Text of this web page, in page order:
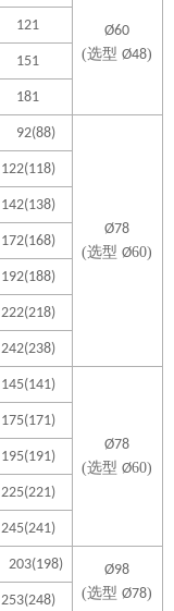
Ø60
(选型 Ø48)
121
151
181
92(88)
Ø78
(选型 Ø60)
122(118)
142(138)
172(168)
192(188)
222(218)
242(238)
145(141)
Ø78
(选型 Ø60)
175(171)
195(191)
225(221)
245(241)
203(198)
Ø98
(选型 Ø78)
253(248)